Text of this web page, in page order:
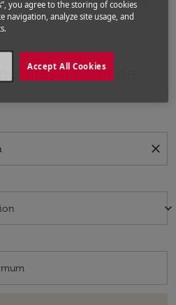
à partir de
close
keyboard_arrow_down
you agree to the storing of cookies
navigation, analyze site usage, and
Accept All Cookies